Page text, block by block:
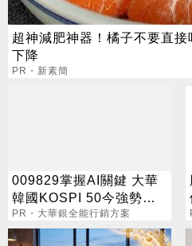
超神減肥神器！橘子不要直
下降
PR・新素簡
009829掌握AI關鍵 大華
韓國KOSPI 50今強勢開
募
PR・大華銀全能行銷方案